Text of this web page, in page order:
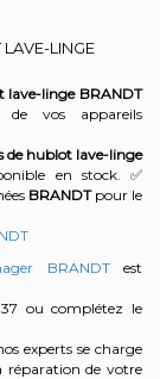
LINGE
lave-linge BRANDT
vos appareils
de hublot lave-linge
en stock. ✅
BRANDTpour le
BRANDTest
ou complétez le
experts se charge
réparation de votre